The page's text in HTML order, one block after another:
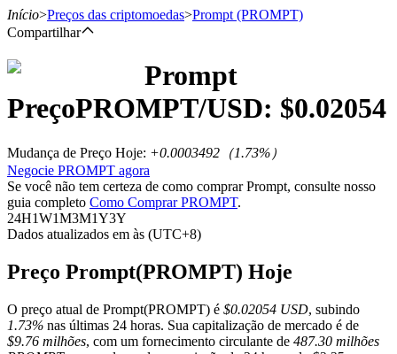
Futuros de USDT
Início>Preços das criptomoedas>Prompt (PROMPT)
Compartilhar
Prompt
PreçoPROMPT/USD: $0.02054
Mudança de Preço Hoje: +0.0003492 （1.73%）
Negocie PROMPT agora
Se você não tem certeza de como comprar Prompt, consulte nosso
guia completo Como Comprar PROMPT.
24H1W1M3M1Y3Y
Dados atualizados em às (UTC+8)
Preço Prompt(PROMPT) Hoje
O preço atual de Prompt(PROMPT) é $0.02054 USD, subindo
1.73% nas últimas 24 horas. Sua capitalização de mercado é de
$9.76 milhões, com um fornecimento circulante de 487.30 milhões